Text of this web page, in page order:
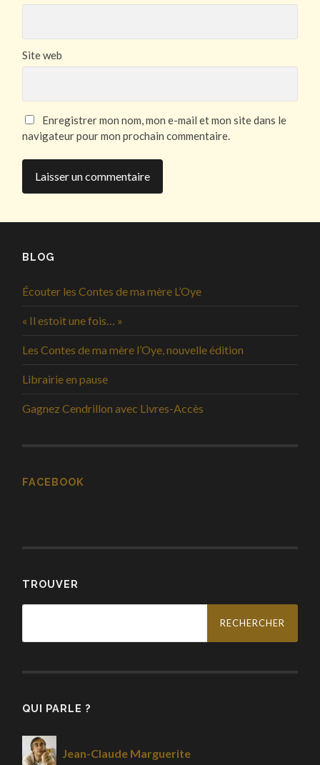
Site web
Enregistrer mon nom, mon e-mail et mon site dans le
navigateur pour mon prochain commentaire.
BLOG
Écouter les Contes de ma mère L’Oye
« Il estoit une fois… »
Les Contes de ma mère l’Oye, nouvelle édition
Librairie en pause
Gagnez Cendrillon avec Livres-Accès
FACEBOOK
TROUVER
Rechercher :
QUI PARLE ?
Jean-Claude Marguerite